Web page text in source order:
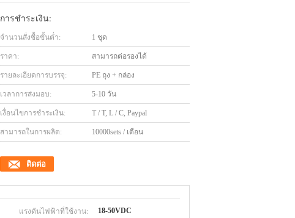
การชำระเงิน:
จำนวนสั่งซื้อขั้นต่ำ: 1 ชุด
ราคา: สามารถต่อรองได้
รายละเอียดการบรรจุ: PE ถุง + กล่อง
เวลาการส่งมอบ: 5-10 วัน
เงื่อนไขการชำระเงิน: T / T, L / C, Paypal
สามารถในการผลิต: 10000sets / เดือน
ติดต่อ
แรงดันไฟฟ้าที่ใช้งาน: 18-50VDC